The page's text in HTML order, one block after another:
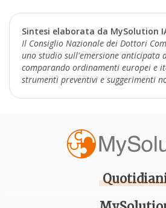
Sintesi elaborata da MySolution
Il Consiglio Nazionale dei Dottori
uno studio sull'emersione anticipata
comparando ordinamenti europei e
strumenti preventivi e suggerimenti